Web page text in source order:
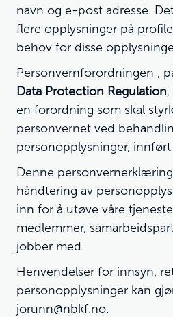
navn og e-post adresse.
flere opplysninger på
behov for disse
Personvernforordningen ,
Data Protection Regulation
en forordning som skal
personvernet ved
personopplysninger, innført
Denne
håndtering av
inn for å utøve våre
medlemmer,
jobber med.
Henvendelser for innsyn,
personopplysninger kan
jorunn@nbkf.no.